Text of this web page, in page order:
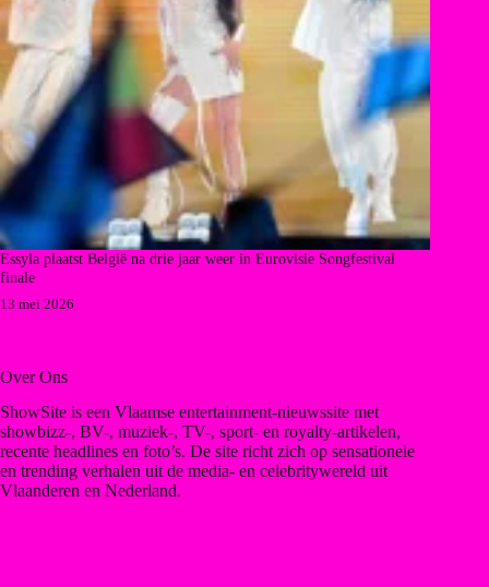
Essyla plaatst België na drie jaar weer in Eurovisie Songfestival
finale
13 mei 2026
Over Ons
ShowSite is een Vlaamse entertainment-nieuwssite met
showbizz-, BV-, muziek-, TV-, sport- en royalty-artikelen,
recente headlines en foto’s. De site richt zich op sensationele
en trending verhalen uit de media- en celebritywereld uit
Vlaanderen en Nederland.